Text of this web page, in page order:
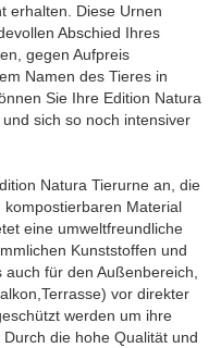
erhalten. Diese Urnen
Abschied Ihres
gegen Aufpreis
Namen des Tieres in
Sie Ihre Edition Natura
sich so noch intensiver
Natura Tierurne an, die
Material
eine umweltfreundliche
Kunststoffen und
für den Außenbereich,
vor direkter
werden um ihre
die hohe Qualität und